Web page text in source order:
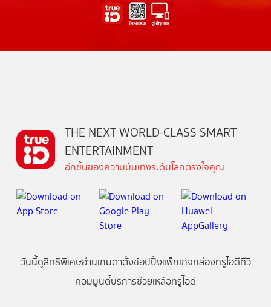
THE NEXT WORLD-CLASS SMART
ENTERTAINMENT
อีกขั้นของความบันเทิงระดับโลกตรงใจคุณ
วันนี้ดูสิทธิพิเศษอ่านเกมตาตั้งช้อปปิ้งแพ็กเกจกล่องทรูไอดีทีวี
คอมมูนิตี้บริการช่วยเหลือทรูไอดี